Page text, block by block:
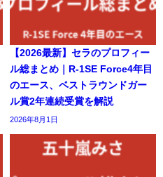
【2026最新】セラのプロフィー
ル総まとめ｜R-1SE Force4年目
のエース、ベストラウンドガー
ル賞2年連続受賞を解説
2026年8月1日